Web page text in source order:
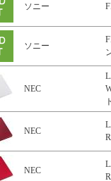
ソニー
ソニー
NEC
NEC
NEC